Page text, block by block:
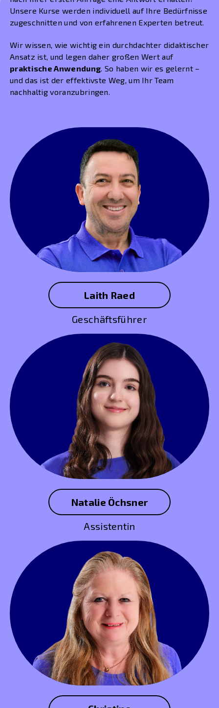
Unsere Kurse werden individuell auf Ihre Bedürfnisse
zugeschnitten und von erfahrenen Experten betreut.
Wir wissen, wie wichtig ein durchdachter didaktischer
Ansatz ist, und legen daher großen Wert auf
praktische Anwendung. So haben wir es gelernt –
und das ist der effektivste Weg, um Ihr Team
nachhaltig voranzubringen.
Laith Raed
Geschäftsführer
Natalie Öchsner
Assistentin